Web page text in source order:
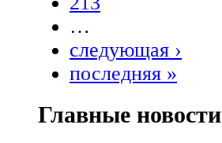
…
следующая ›
последняя »
Главные новости